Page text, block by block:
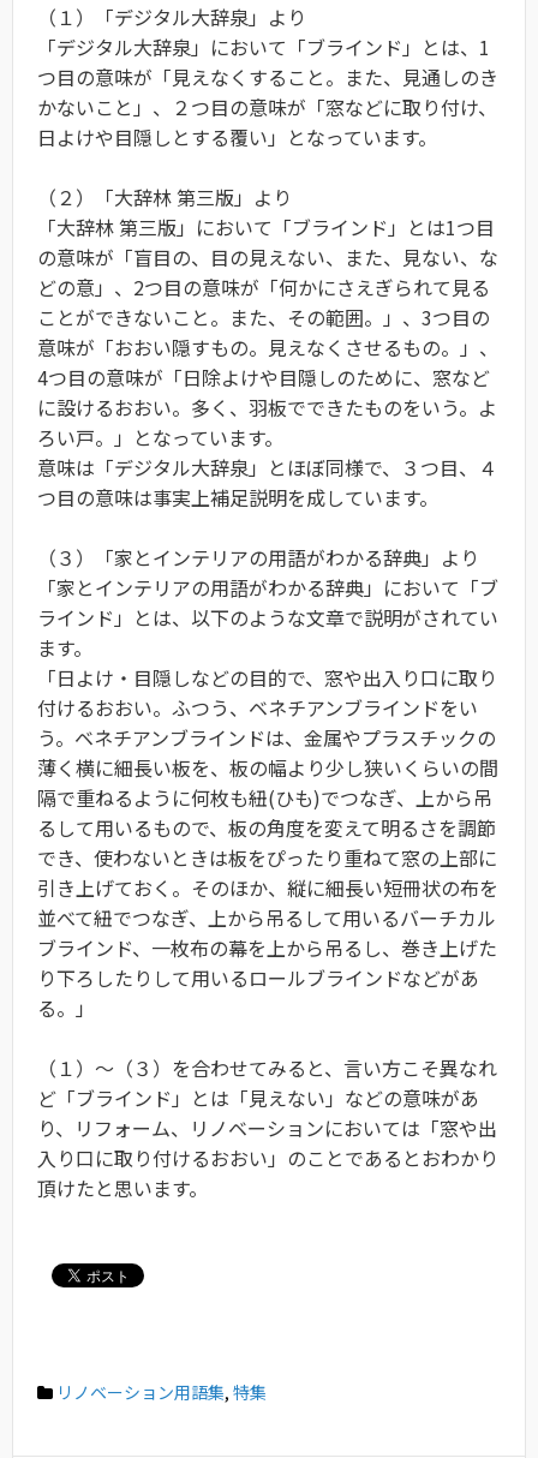
（１）「デジタル大辞泉」より
「デジタル大辞泉」において「ブラインド」とは、1
つ目の意味が「見えなくすること。また、見通しのき
かないこと」、２つ目の意味が「窓などに取り付け、
日よけや目隠しとする覆い」となっています。
（２）「大辞林 第三版」より
「大辞林 第三版」において「ブラインド」とは1つ目
の意味が「盲目の、目の見えない、また、見ない、な
どの意」、2つ目の意味が「何かにさえぎられて見る
ことができないこと。また、その範囲。」、3つ目の
意味が「おおい隠すもの。見えなくさせるもの。」、
4つ目の意味が「日除よけや目隠しのために、窓など
に設けるおおい。多く、羽板でできたものをいう。よ
ろい戸。」となっています。
意味は「デジタル大辞泉」とほぼ同様で、３つ目、４
つ目の意味は事実上補足説明を成しています。
（３）「家とインテリアの用語がわかる辞典」より
「家とインテリアの用語がわかる辞典」において「ブ
ラインド」とは、以下のような文章で説明がされてい
ます。
「日よけ・目隠しなどの目的で、窓や出入り口に取り
付けるおおい。ふつう、ベネチアンブラインドをい
う。ベネチアンブラインドは、金属やプラスチックの
薄く横に細長い板を、板の幅より少し狭いくらいの間
隔で重ねるように何枚も紐(ひも)でつなぎ、上から吊
るして用いるもので、板の角度を変えて明るさを調節
でき、使わないときは板をぴったり重ねて窓の上部に
引き上げておく。そのほか、縦に細長い短冊状の布を
並べて紐でつなぎ、上から吊るして用いるバーチカル
ブラインド、一枚布の幕を上から吊るし、巻き上げた
り下ろしたりして用いるロールブラインドなどがあ
る。」
（１）〜（３）を合わせてみると、言い方こそ異なれ
ど「ブラインド」とは「見えない」などの意味があ
り、リフォーム、リノベーションにおいては「窓や出
入り口に取り付けるおおい」のことであるとおわかり
頂けたと思います。
リノベーション用語集, 特集